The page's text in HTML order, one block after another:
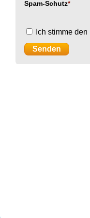
Spam-Schutz
Ich stimme den